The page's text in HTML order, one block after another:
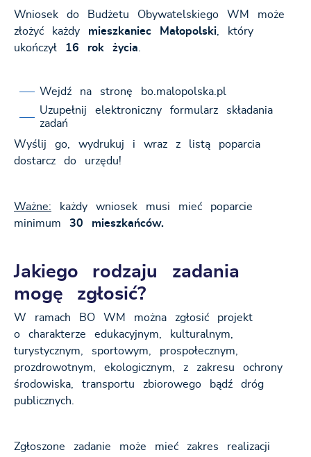
Wniosek do Budżetu Obywatelskiego WM może
złożyć każdy mieszkaniec Małopolski , który
ukończył 16 rok życia
Wejdź na stronę bo.malopolska.pl
Uzupełnij elektroniczny formularz składania
zadań
Wyślij go, wydrukuj i wraz z listą poparcia
dostarcz do urzędu!
Ważne: każdy wniosek musi mieć poparcie
minimum 30 mieszkańców.
Jakiego rodzaju zadania
mogę zgłosić?
W ramach BO WM można zgłosić projekt
o charakterze edukacyjnym, kulturalnym,
turystycznym, sportowym, prospołecznym,
prozdrowotnym, ekologicznym, z zakresu ochrony
środowiska, transportu zbiorowego bądź dróg
publicznych.
Zgłoszone zadanie może mieć zakres realizacji